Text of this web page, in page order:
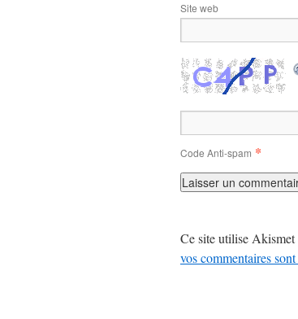
Site web
Code Anti-spam *
Ce site utilise
vos commentaires